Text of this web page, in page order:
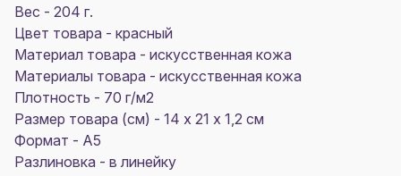
Вес - 204 г.
Цвет товара - красный
Материал товара - искусственная кожа
Материалы товара - искусственная кожа
Плотность - 70 г/м2
Размер товара (см) - 14 х 21 х 1,2 см
Формат - A5
Разлиновка - в линейку